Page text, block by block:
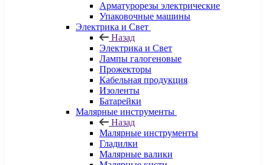
Арматурорезы электрические
Упаковочные машины
Электрика и Свет
Назад
Электрика и Свет
Лампы галогеновые
Прожекторы
Кабельная продукция
Изоленты
Батарейки
Малярные инструменты
Назад
Малярные инструменты
Гладилки
Малярные валики